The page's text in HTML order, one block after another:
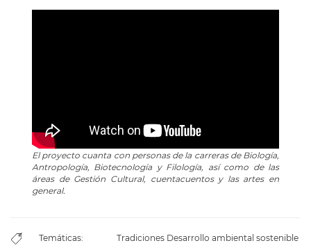
El proyecto cuanta con personas de la carreras de Biología,
Antropología, Biotecnología y Filología, así como de las
áreas de Gestión Cultural, cuentacuentos y las artes en
general.
Temáticas: Tradiciones Desarrollo ambiental sostenible